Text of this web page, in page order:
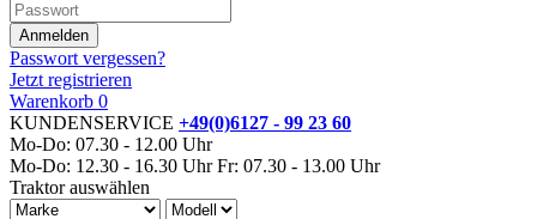
Passwort vergessen?
Jetzt registrieren
Warenkorb 0
KUNDENSERVICE +49(0)6127 - 99 23 60
Mo-Do: 07.30 - 12.00 Uhr
Mo-Do: 12.30 - 16.30 Uhr Fr: 07.30 - 13.00 Uhr
Traktor auswählen